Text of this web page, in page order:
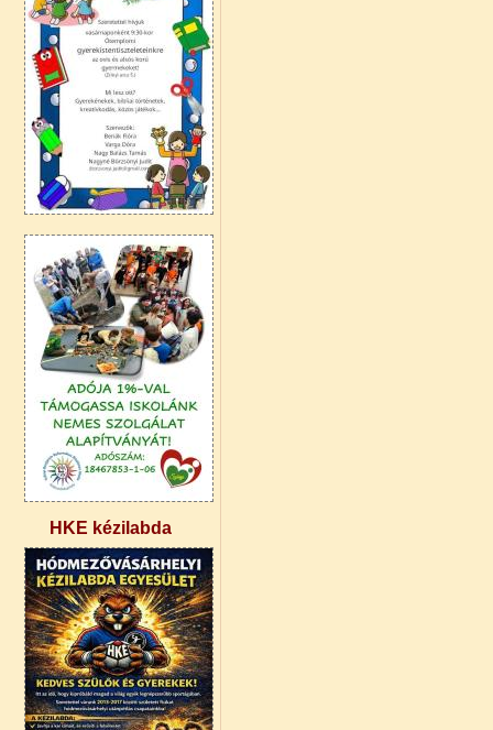
HKE kézilabda